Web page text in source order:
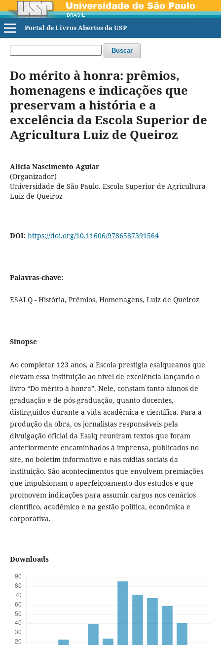
Portal de Livros Abertos da USP
Buscar
Do mérito à honra: prêmios,
homenagens e indicações que
preservam a história e a
excelência da Escola Superior de
Agricultura Luiz de Queiroz
Alicia Nascimento Aguiar
(Organizador)
Universidade de São Paulo. Escola Superior de Agricultura
Luiz de Queiroz
DOI: https://doi.org/10.11606/9786587391564
Palavras-chave:
ESALQ - História, Prêmios, Homenagens, Luiz de Queiroz
Sinopse
Ao completar 123 anos, a Escola prestigia esalqueanos que
elevam essa instituição ao nível de excelência lançando o
livro “Do mérito à honra”. Nele, constam tanto alunos de
graduação e de pós-graduação, quanto docentes,
distinguidos durante a vida acadêmica e científica. Para a
produção da obra, os jornalistas responsáveis pela
divulgação oficial da Esalq reuniram textos que foram
anteriormente encaminhados à imprensa, publicados no
site, no boletim informativo e nas mídias sociais da
instituição. São acontecimentos que envolvem premiações
que impulsionam o aperfeiçoamento dos estudos e que
promovem indicações para assumir cargos nos cenários
científico, acadêmico e na gestão política, econômica e
corporativa.
Downloads